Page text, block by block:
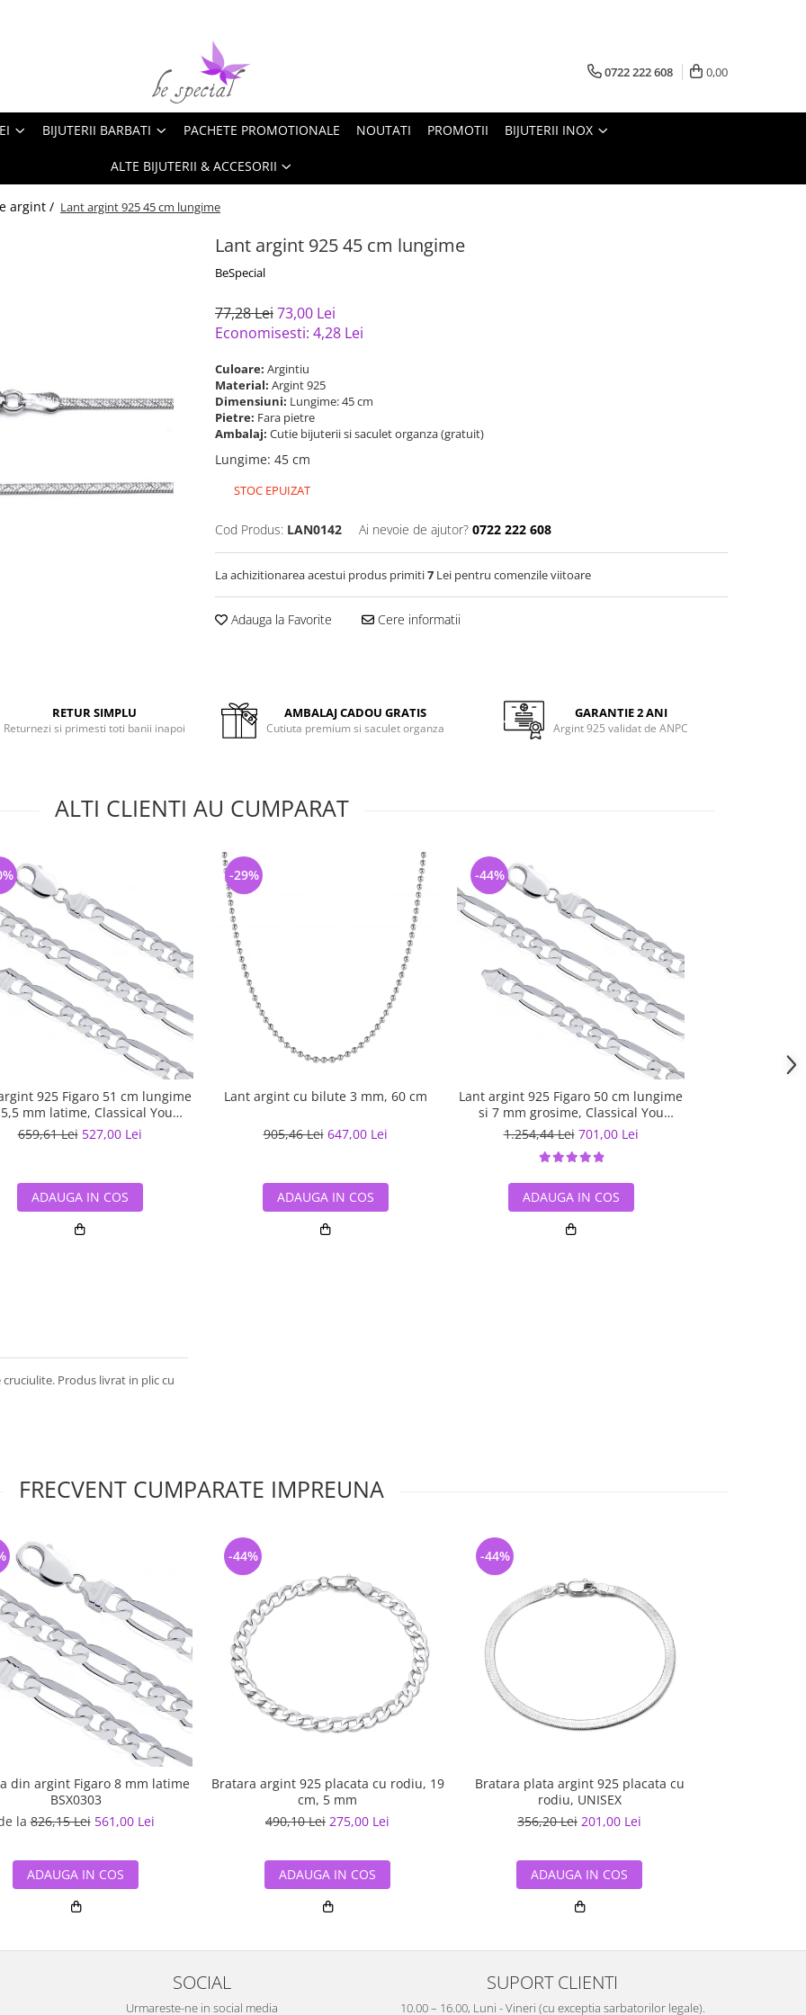
0722 222 608 0,00
BIJUTERII BARBATI PACHETE PROMOTIONALE NOUTATI PROMOTII BIJUTERII INOX
ALTE BIJUTERII & ACCESORII
argint / Lant argint 925 45 cm lungime
Lant argint 925 45 cm lungime
BeSpecial
77,28 Lei73,00 Lei
Economisesti: 4,28 Lei
Culoare: Argintiu
Material: Argint 925
Dimensiuni: Lungime: 45 cm
Pietre: Fara pietre
Ambalaj: Cutie bijuterii si saculet organza (gratuit)
Lungime: 45 cm
STOC EPUIZAT
Cod Produs: LAN0142 Ai nevoie de ajutor? 0722 222 608
La achizitionarea acestui produs primiti7 Lei pentru comenzile viitoare
Adauga la Favorite Cere informatii
RETUR SIMPLU
Returnezi si primesti toti banii inapoi
AMBALAJ CADOU GRATIS
Cutiuta premium si saculet organza
GARANTIE 2 ANI
Argint 925 validat de ANPC
ALTI CLIENTI AU CUMPARAT
925 Figaro 51 cm lungime
mm latime, Classical You
LSX0202
659,61 Lei 527,00 Lei
ADAUGA IN COS
Lant argint cu bilute 3 mm, 60 cm
905,46 Lei 647,00 Lei
-29%
ADAUGA IN COS
Lant argint 925 Figaro 50 cm lungime
si 7 mm grosime, Classical You
LSX0201
1.254,44 Lei 701,00 Lei
-44%
ADAUGA IN COS
Produs livrat in plic cu
FRECVENT CUMPARATE IMPREUNA
din argint Figaro 8 mm latime
BSX0303
la826,15 Lei 561,00 Lei
ADAUGA IN COS
Bratara argint 925 placata cu rodiu, 19
cm, 5 mm
490,10 Lei 275,00 Lei
-44%
ADAUGA IN COS
Bratara plata argint 925 placata cu
rodiu, UNISEX
356,20 Lei 201,00 Lei
-44%
ADAUGA IN COS
SOCIAL
Urmareste-ne in social media
SUPORT CLIENTI
10.00 – 16.00, Luni - Vineri (cu exceptia sarbatorilor legale).